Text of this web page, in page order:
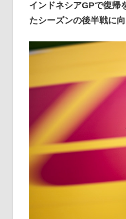
インドネシアGPで復帰
たシーズンの後半戦に